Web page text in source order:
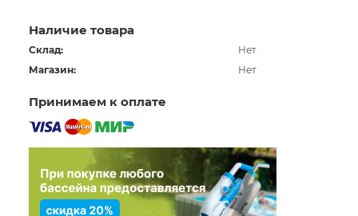
Наличие товара
Склад:
Нет
Магазин:
Нет
Принимаем к оплате